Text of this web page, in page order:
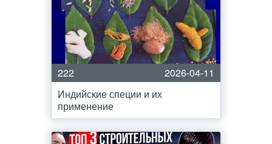
222
2026-04-11
Индийские специи и их
применение